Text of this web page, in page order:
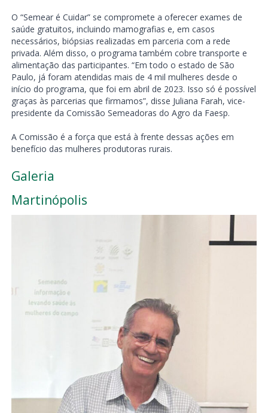
O “Semear é Cuidar” se compromete a oferecer exames de
saúde gratuitos, incluindo mamografias e, em casos
necessários, biópsias realizadas em parceria com a rede
privada. Além disso, o programa também cobre transporte e
alimentação das participantes. “Em todo o estado de São
Paulo, já foram atendidas mais de 4 mil mulheres desde o
início do programa, que foi em abril de 2023. Isso só é possível
graças às parcerias que firmamos”, disse Juliana Farah, vice-
presidente da Comissão Semeadoras do Agro da Faesp.
A Comissão é a força que está à frente dessas ações em
benefício das mulheres produtoras rurais.
Galeria
Martinópolis